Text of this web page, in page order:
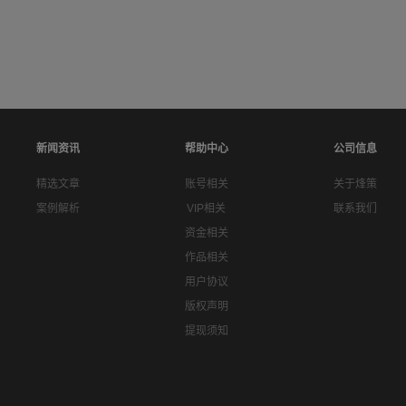
新闻资讯
精选文章
案例解析
帮助中心
账号相关
VIP相关
资金相关
作品相关
用户协议
版权声明
提现须知
公司信息
关于烽策
联系我们